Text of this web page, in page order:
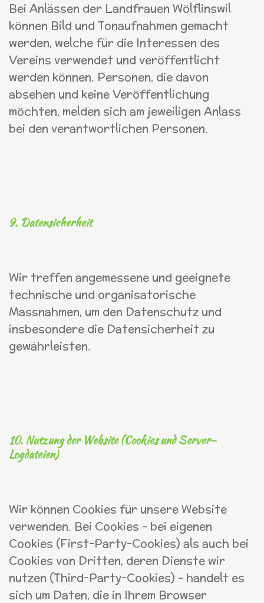
Bei Anlässen der Landfrauen Wölflinswil
können Bild und Tonaufnahmen gemacht
werden, welche für die Interessen des
Vereins verwendet und veröffentlicht
werden können. Personen, die davon
absehen und keine Veröffentlichung
möchten, melden sich am jeweiligen Anlass
bei den verantwortlichen Personen.
9. Datensicherheit
Wir treffen angemessene und geeignete
technische und organisatorische
Massnahmen, um den Datenschutz und
insbesondere die Datensicherheit zu
gewährleisten.
10. Nutzung der Website (Cookies und Server-
Logdateien)
Wir können Cookies für unsere Website
verwenden. Bei Cookies – bei eigenen
Cookies (First-Party-Cookies) als auch bei
Cookies von Dritten, deren Dienste wir
nutzen (Third-Party-Cookies) – handelt es
sich um Daten, die in Ihrem Browser